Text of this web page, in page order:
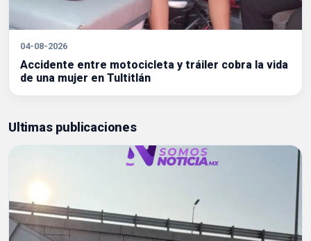
04-08-2026
Accidente entre motocicleta y tráiler cobra la vida
de una mujer en Tultitlán
Ultimas publicaciones